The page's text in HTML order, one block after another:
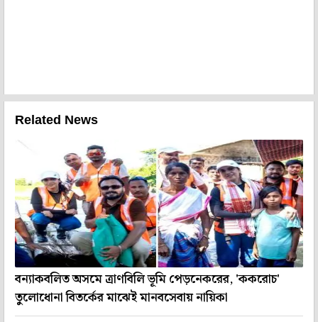
Related News
বন্যাকবলিত অসমে ত্রাণবিলি ভূমি পেড়নেকরের, 'ককরোচ'
তুলোধোনা বিতর্কের মাঝেই মানবসেবায় নায়িকা